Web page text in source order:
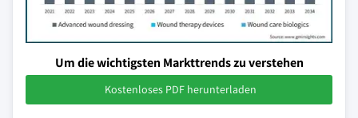
Um die wichtigsten Markttrends zu verstehen
Kostenloses PDF herunterladen